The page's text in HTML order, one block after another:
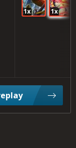
1x 1x